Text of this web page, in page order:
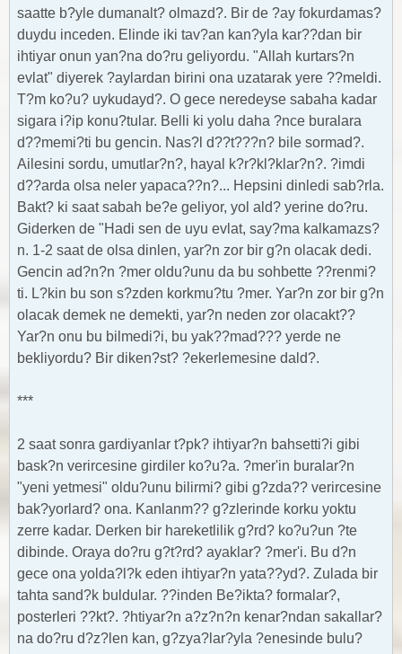
saatte b?yle dumanalt? olmazd?. Bir de ?ay fokurdamas?
duydu inceden. Elinde iki tav?an kan?yla kar??dan bir
ihtiyar onun yan?na do?ru geliyordu. "Allah kurtars?n
evlat" diyerek ?aylardan birini ona uzatarak yere ??meldi.
T?m ko?u? uykudayd?. O gece neredeyse sabaha kadar
sigara i?ip konu?tular. Belli ki yolu daha ?nce buralara
d??memi?ti bu gencin. Nas?l d??t???n? bile sormad?.
Ailesini sordu, umutlar?n?, hayal k?r?kl?klar?n?. ?imdi
d??arda olsa neler yapaca??n?... Hepsini dinledi sab?rla.
Bakt? ki saat sabah be?e geliyor, yol ald? yerine do?ru.
Giderken de "Hadi sen de uyu evlat, say?ma kalkamazs?
n. 1-2 saat de olsa dinlen, yar?n zor bir g?n olacak dedi.
Gencin ad?n?n ?mer oldu?unu da bu sohbette ??renmi?
ti. L?kin bu son s?zden korkmu?tu ?mer. Yar?n zor bir g?n
olacak demek ne demekti, yar?n neden zor olacakt??
Yar?n onu bu bilmedi?i, bu yak??mad??? yerde ne
bekliyordu? Bir diken?st? ?ekerlemesine dald?.
***
2 saat sonra gardiyanlar t?pk? ihtiyar?n bahsetti?i gibi
bask?n verircesine girdiler ko?u?a. ?mer'in buralar?n
"yeni yetmesi" oldu?unu bilirmi? gibi g?zda?? verircesine
bak?yorlard? ona. Kanlanm?? g?zlerinde korku yoktu
zerre kadar. Derken bir hareketlilik g?rd? ko?u?un ?te
dibinde. Oraya do?ru g?t?rd? ayaklar? ?mer'i. Bu d?n
gece ona yolda?l?k eden ihtiyar?n yata??yd?. Zulada bir
tahta sand?k buldular. ??inden Be?ikta? formalar?,
posterleri ??kt?. ?htiyar?n a?z?n?n kenar?ndan sakallar?
na do?ru d?z?len kan, g?zya?lar?yla ?enesinde bulu?